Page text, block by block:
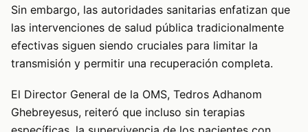
Sin embargo, las autoridades sanitarias enfatizan que
las intervenciones de salud pública tradicionalmente
efectivas siguen siendo cruciales para limitar la
transmisión y permitir una recuperación completa.
El Director General de la OMS, Tedros Adhanom
Ghebreyesus, reiteró que incluso sin terapias